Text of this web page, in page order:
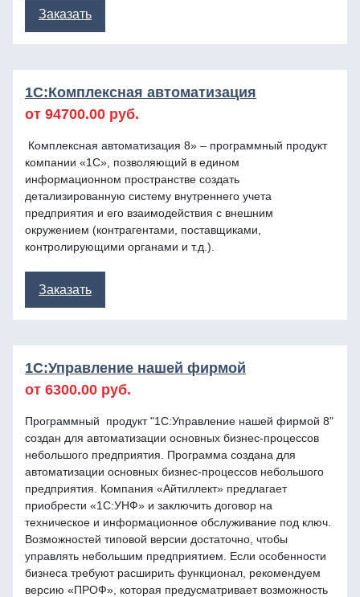
Заказать
1C:Комплексная автоматизация
от 94700.00 руб.
Комплексная автоматизация 8» – программный продукт
компании «1С», позволяющий в едином
информационном пространстве создать
детализированную систему внутреннего учета
предприятия и его взаимодействия с внешним
окружением (контрагентами, поставщиками,
контролирующими органами и т.д.).
Заказать
1C:Управление нашей фирмой
от 6300.00 руб.
Программный продукт "1С:Управление нашей фирмой 8"
создан для автоматизации основных бизнес-процессов
небольшого предприятия. Программа создана для
автоматизации основных бизнес-процессов небольшого
предприятия. Компания «Айтиллект» предлагает
приобрести «1С:УНФ» и заключить договор на
техническое и информационное обслуживание под ключ.
Возможностей типовой версии достаточно, чтобы
управлять небольшим предприятием. Если особенности
бизнеса требуют расширить функционал, рекомендуем
версию «ПРОФ», которая предусматривает возможность